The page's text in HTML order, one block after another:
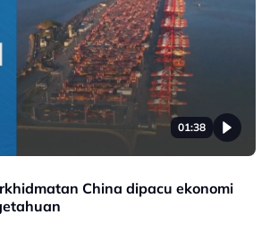
01:38
China dipacu ekonomi